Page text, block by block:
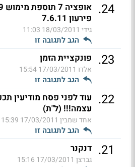
24
.
פירעון 7.6.11
גידי 18/03/2011 11:03
הגב לתגובה זו
23
. פונקציית הזמן
אלדו 17/03/2011 15:54
הגב לתגובה זו
22
. עוד לפני פסח מודיעין
עצמה!!! (ל"ת)
אחד שמבין 17/03/2011 15:39
הגב לתגובה זו
21
. דנקנר
גברצן 17/03/2011 15:16